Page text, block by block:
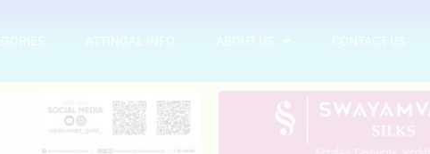
ATTINGAL INFO ABOUT US CONTACT US